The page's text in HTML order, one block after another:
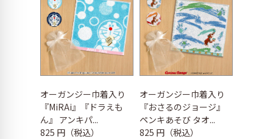
オーガンジー巾着入り
『MiRAi』『ドラえも
ん』 アンキパ...
825 円（税込）
オーガンジー巾着入り
『おさるのジョージ』
ペンキあそび タオ...
825 円（税込）